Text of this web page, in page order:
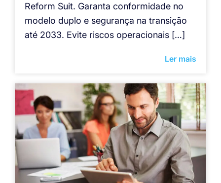
Reform Suit. Garanta conformidade no
modelo duplo e segurança na transição
até 2033. Evite riscos operacionais […]
Ler mais